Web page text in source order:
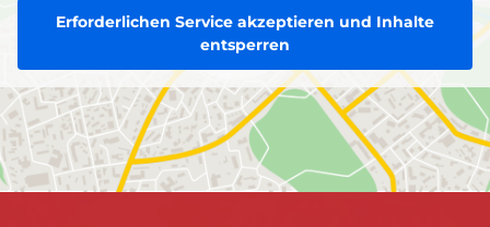
Erforderlichen Service akzeptieren und Inhalte
entsperren